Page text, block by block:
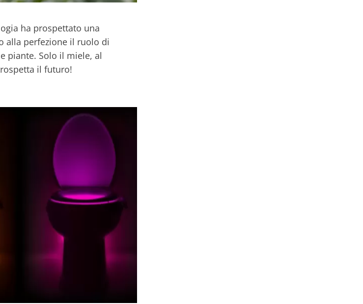
ha prospettato una
alla perfezione il ruolo di
piante. Solo il miele, al
il futuro!